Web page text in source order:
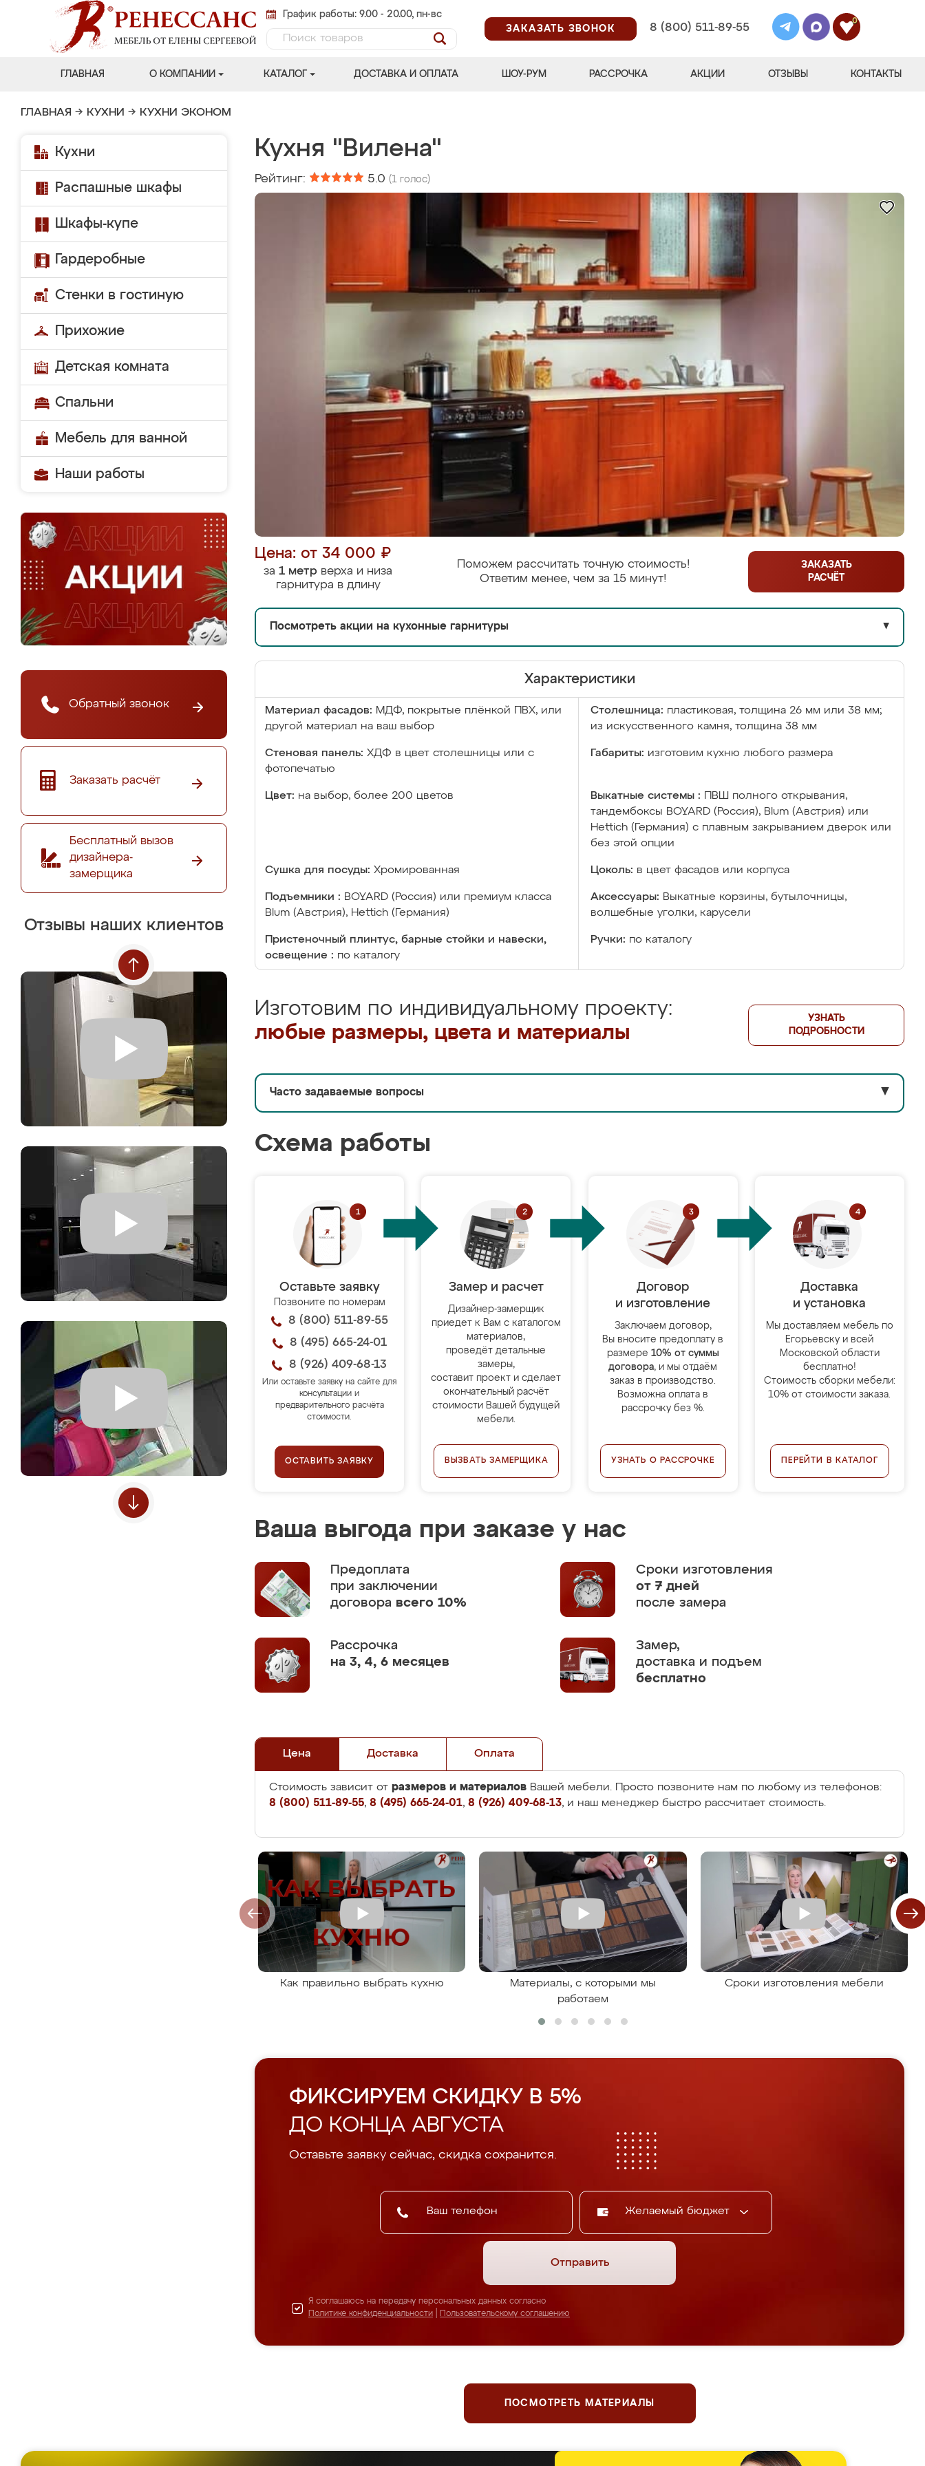
График работы: 9.00 - 20.00, пн-вс
ЗАКАЗАТЬ ЗВОНОК
8 (800) 511-89-55
0
ГЛАВНАЯ О КОМПАНИИ КАТАЛОГ ДОСТАВКА И ОПЛАТА ШОУ-РУМ РАССРОЧКА АКЦИИ ОТЗЫВЫ КОНТАКТЫ
ГЛАВНАЯ → КУХНИ → КУХНИ ЭКОНОМ
Кухни
Распашные шкафы
Шкафы-купе
Гардеробные
Стенки в гостиную
Прихожие
Детская комната
Спальни
Мебель для ванной
Наши работы
Обратный звонок
Заказать расчёт
Бесплатный вызов
дизайнера-
замерщика
Отзывы наших клиентов
Кухня "Вилена"
Рейтинг: 5.0 (1 голос)
Цена: от 34 000 ₽
за 1 метр верха и низа
гарнитура в длину
Поможем рассчитать точную стоимость!
Ответим менее, чем за 15 минут!
ЗАКАЗАТЬ
РАСЧЁТ
Посмотреть акции на кухонные гарнитуры ▼
Характеристики
Материал фасадов: МДФ, покрытые плёнкой ПВХ, или
другой материал на ваш выбор
Столешница: пластиковая, толщина 26 мм или 38 мм;
из искусственного камня, толщина 38 мм
Стеновая панель: ХДФ в цвет столешницы или с
фотопечатью
Габариты: изготовим кухню любого размера
Цвет: на выбор, более 200 цветов Выкатные системы :
ПВШ полного открывания,
тандембоксы BOYARD (Россия), Blum (Австрия) или
Hettich (Германия) с плавным закрыванием дверок или
без этой опции
Сушка для посуды: Хромированная Цоколь: в цвет фасадов или корпуса
Подъемники : BOYARD (Россия) или премиум класса
Blum (Австрия), Hettich (Германия)
Аксессуары: Выкатные корзины, бутылочницы,
волшебные уголки, карусели
Пристеночный плинтус, барные стойки и навески,
освещение : по каталогу
Ручки: по каталогу
Изготовим по индивидуальному проекту:
любые размеры, цвета и материалы
УЗНАТЬ
ПОДРОБНОСТИ
Часто задаваемые вопросы ▼
Схема работы
Оставьте заявку
Позвоните по номерам
8 (800) 511-89-55
8 (495) 665-24-01
8 (926) 409-68-13
Или оставьте заявку на сайте для
консультации и
предварительного расчёта
стоимости.
ОСТАВИТЬ ЗАЯВКУ
Замер и расчет
Дизайнер-замерщик
приедет к Вам с каталогом
материалов,
проведёт детальные
замеры,
составит проект и сделает
окончательный расчёт
стоимости Вашей будущей
мебели.
ВЫЗВАТЬ ЗАМЕРЩИКА
Договор
и изготовление
Заключаем договор,
Вы вносите предоплату в
размере 10% от суммы
договора, и мы отдаём
заказ в производство.
Возможна оплата в
рассрочку без %.
УЗНАТЬ О РАССРОЧКЕ
Доставка
и установка
Мы доставляем мебель по
Егорьевску и всей
Московской области
бесплатно!
Стоимость сборки мебели:
10% от стоимости заказа.
ПЕРЕЙТИ В КАТАЛОГ
Ваша выгода при заказе у нас
Предоплата
при заключении
договора всего 10%
Сроки изготовления
от 7 дней
после замера
Рассрочка
на 3, 4, 6 месяцев
Замер,
доставка и подъем
бесплатно
Цена Доставка Оплата
Стоимость зависит от размеров и материалов Вашей мебели. Просто позвоните нам по любому из телефонов:
8 (800) 511-89-55, 8 (495) 665-24-01, 8 (926) 409-68-13, и наш менеджер быстро рассчитает стоимость.
Как правильно выбрать кухню
Материалы, с которыми мы
работаем
Сроки изготовления мебели
ФИКСИРУЕМ СКИДКУ В 5%
ДО КОНЦА АВГУСТА
Оставьте заявку сейчас, скидка сохранится.
Желаемый бюджет
Отправить
Я соглашаюсь на передачу персональных данных согласно
Политике конфиденциальности
Пользовательскому соглашению
ПОСМОТРЕТЬ МАТЕРИАЛЫ